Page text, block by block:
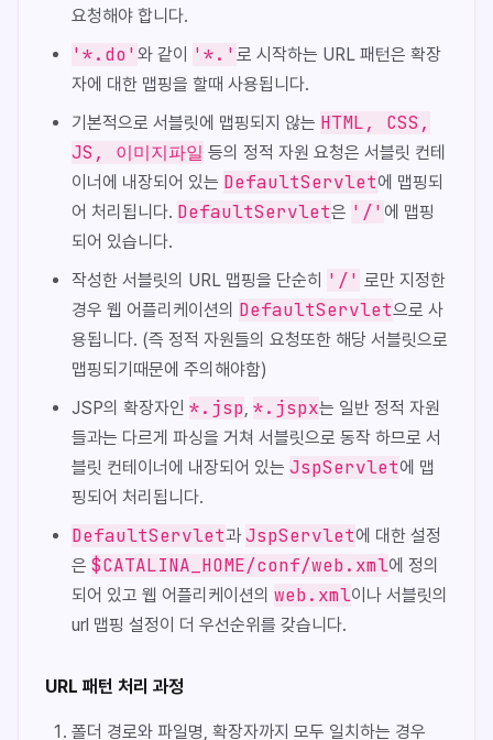
요청해야 합니다.
'*.do' 와 같이 '*.' 로 시작하는 URL 패턴은 확장
자에 대한 맵핑을 할때 사용됩니다.
기본적으로 서블릿에 맵핑되지 않는 HTML, CSS,
JS, 이미지파일 등의 정적 자원 요청은 서블릿 컨테
이너에 내장되어 있는 DefaultServlet에 맵핑되
어 처리됩니다. DefaultServlet은 '/' 에 맵핑
되어 있습니다.
작성한 서블릿의 URL 맵핑을 단순히 '/' 로만 지정한
경우 웹 어플리케이션의 DefaultServlet으로 사
용됩니다. (즉 정적 자원들의 요청또한 해당 서블릿으로
맵핑되기때문에 주의해야함)
JSP의 확장자인 *.jsp, *.jspx는 일반 정적 자원
들과는 다르게 파싱을 거쳐 서블릿으로 동작 하므로 서
블릿 컨테이너에 내장되어 있는 JspServlet에 맵
핑되어 처리됩니다.
DefaultServlet과JspServlet에 대한 설정
은 $CATALINA_HOME/conf/web.xml에 정의
되어 있고 웹 어플리케이션의 web.xml이나 서블릿의
url 맵핑 설정이 더 우선순위를 갖습니다.
URL 패턴 처리 과정
폴더 경로와 파일명, 확장자까지 모두 일치하는 경우